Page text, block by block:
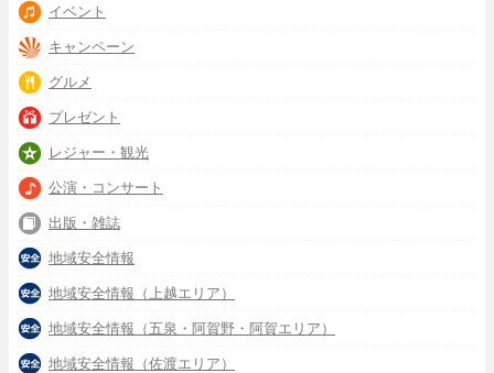
イベント
キャンペーン
グルメ
プレゼント
レジャー・観光
公演・コンサート
出版・雑誌
地域安全情報
地域安全情報（上越エリア）
地域安全情報（五泉・阿賀野・阿賀エリア）
地域安全情報（佐渡エリア）